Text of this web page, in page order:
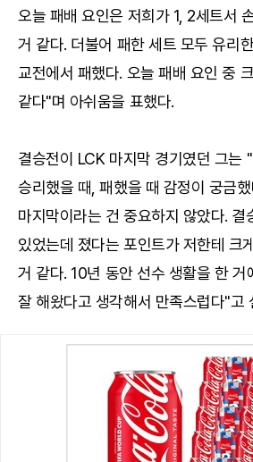
오늘 패배 요인은 저희가 1, 2세트서
거 같다. 더불어 패한 세트 모두 유리
교전에서 패했다. 오늘 패배 요인 중
같다"며 아쉬움을 표했다.
결승전이 LCK 마지막 경기였던 그는
승리했을 때, 패했을 때 감정이 궁금
마지막이라는 건 중요하지 않았다. 결
있었는데 졌다는 포인트가 저한테 크
거 같다. 10년 동안 선수 생활을 한 거
잘 해왔다고 생각해서 만족스럽다"고